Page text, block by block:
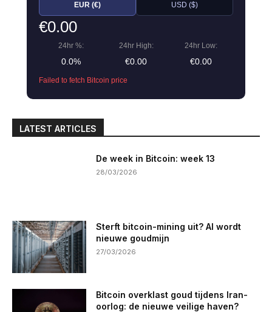
EUR (€) USD ($)
€0.00
24hr %:
0.0%
24hr High:
€0.00
24hr Low:
€0.00
Failed to fetch Bitcoin price
LATEST ARTICLES
De week in Bitcoin: week 13
28/03/2026
Sterft bitcoin-mining uit? AI wordt
nieuwe goudmijn
27/03/2026
Bitcoin overklast goud tijdens Iran-
oorlog: de nieuwe veilige haven?